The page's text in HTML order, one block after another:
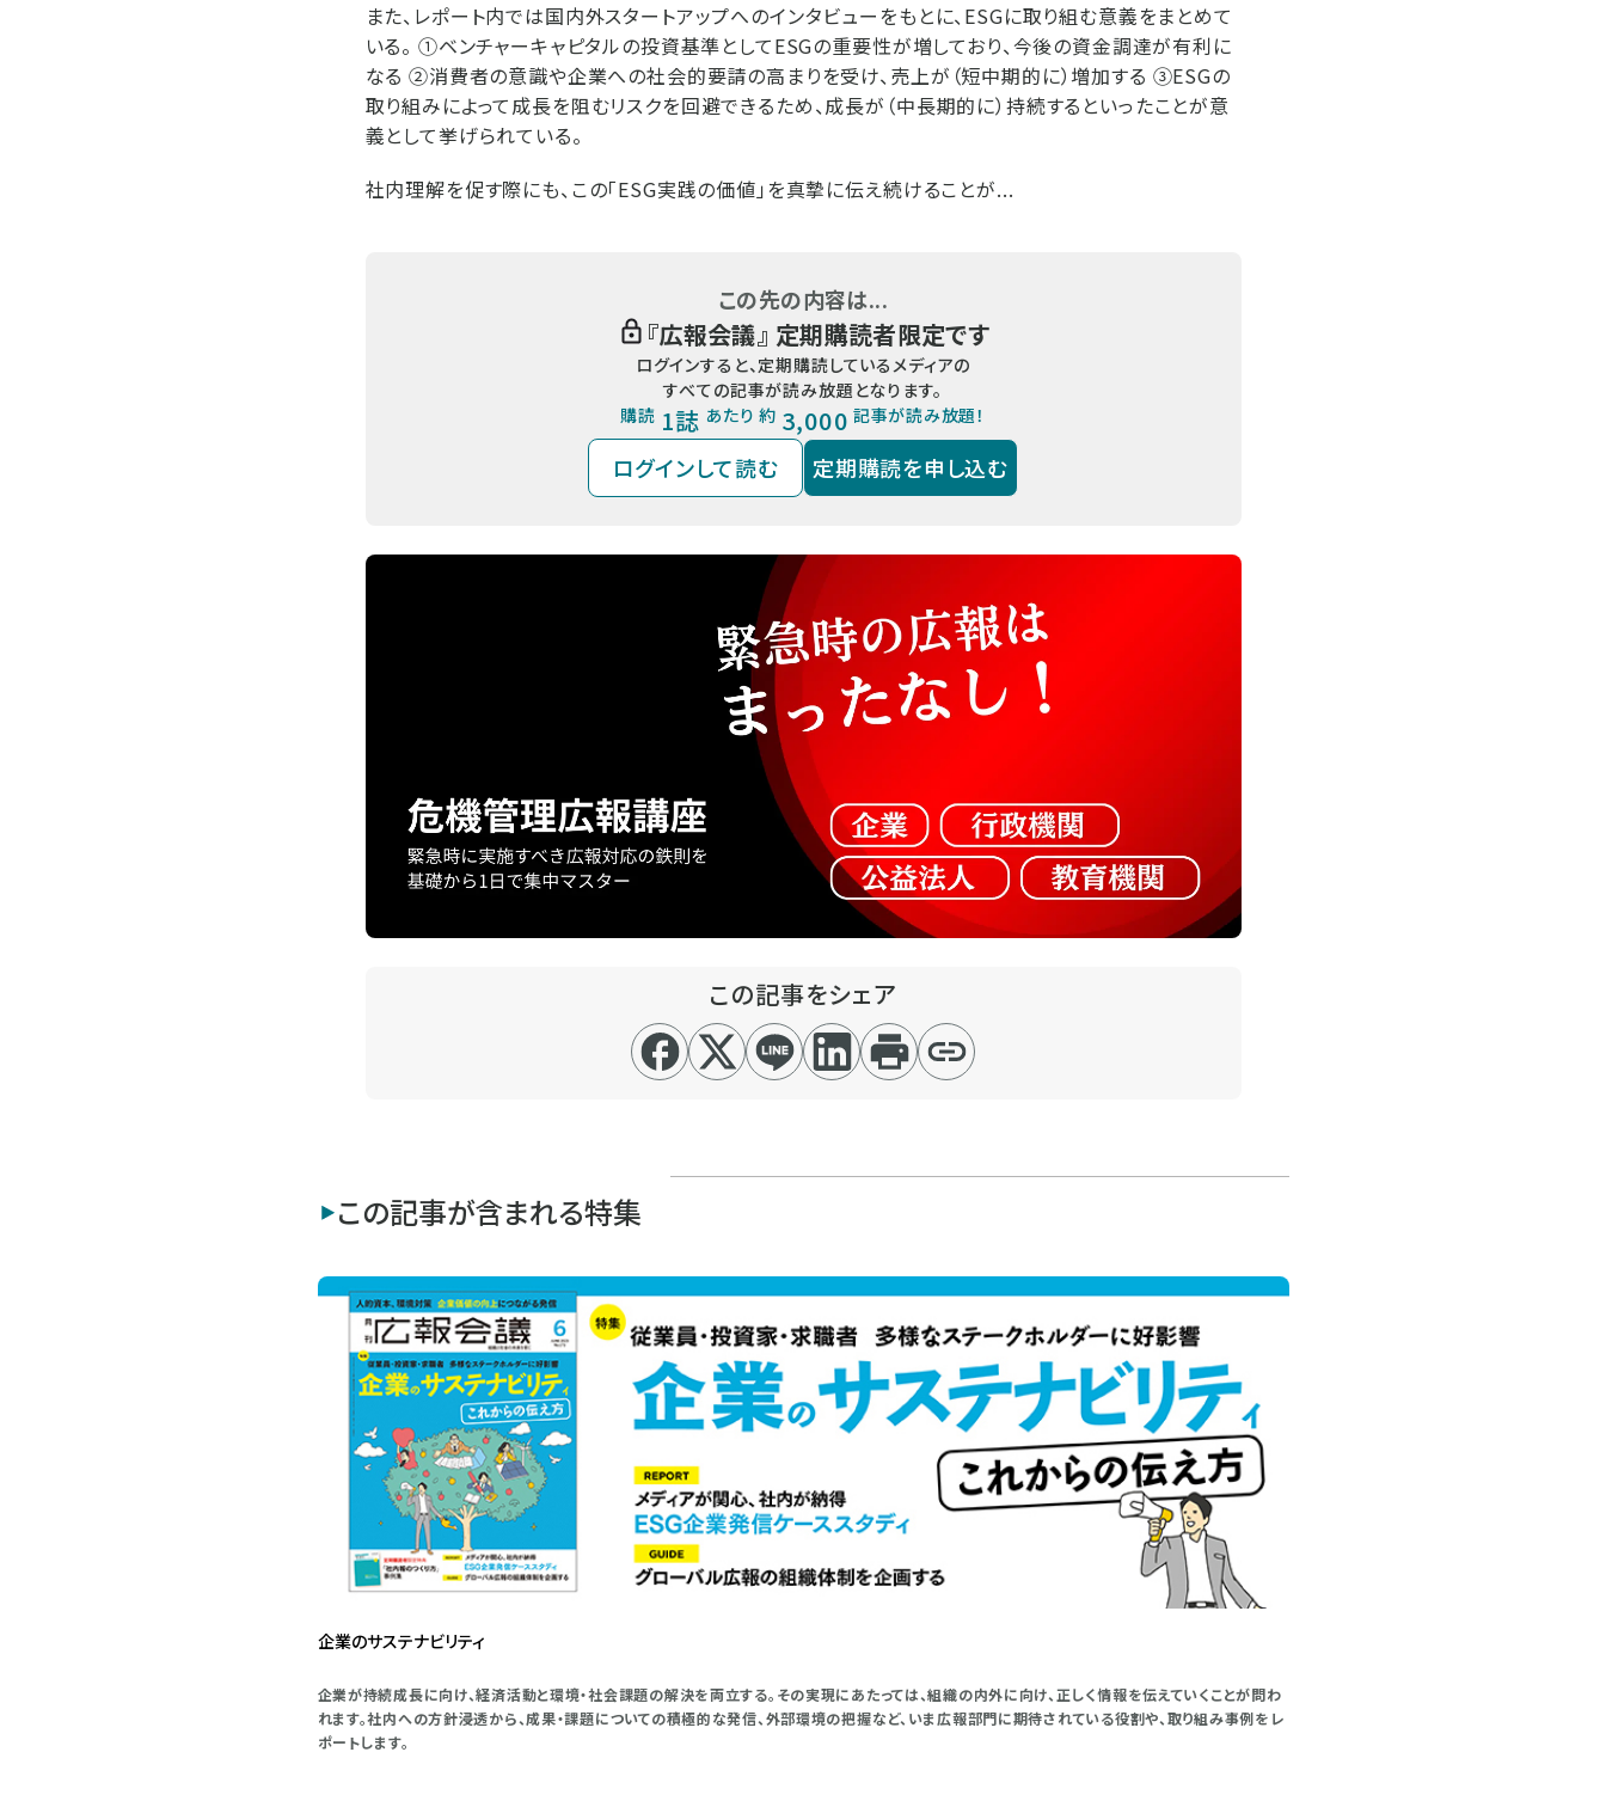
また、レポート内では国内外スタートアップへのインタビューをもとに、ESGに取り組む意義をまとめて
いる。 ①ベンチャーキャピタルの投資基準としてESGの重要性が増しており、今後の資金調達が有利に
なる ②消費者の意識や企業への社会的要請の高まりを受け、売上が（短中期的に）増加する ③ESGの
取り組みによって成長を阻むリスクを回避できるため、成長が（中長期的に）持続するといったことが意
義として挙げられている。
社内理解を促す際にも、この「ESG実践の価値」を真摯に伝え続けることが...
この先の内容は...
『広報会議』 定期購読者限定です
ログインすると、定期購読しているメディアの
すべての記事が読み放題となります。
購読 1誌 あたり 約 3,000 記事が読み放題！
ログインして読む 定期購読を申し込む
この記事をシェア
この記事が含まれる特集
企業のサステナビリティ
企業が持続成長に向け、経済活動と環境・社会課題の解決を両立する。その実現にあたっては、組織の内外に向け、正しく情報を伝えていくことが問わ
れます。社内への方針浸透から、成果・課題についての積極的な発信、外部環境の把握など、いま広報部門に期待されている役割や、取り組み事例をレ
ポートします。